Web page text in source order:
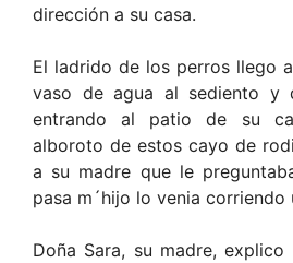
dirección a su casa.
El ladrido de los perros llego
vaso de agua al sediento y
entrando al patio de su
alboroto de estos cayo de
a su madre que le
pasa m´hijo lo venia corriendo
Doña Sara, su madre,